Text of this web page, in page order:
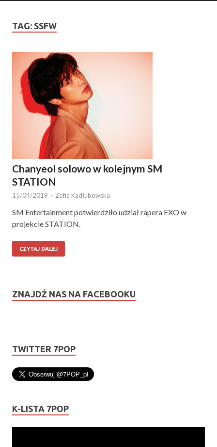
TAG: SSFW
Chanyeol solowo w kolejnym SM
STATION
15/04/2019 - Zofia Kadłubowska
SM Entertainment potwierdziło udział rapera EXO w
projekcie STATION.
CZYTAJ DALEJ
ZNAJDŹ NAS NA FACEBOOKU
TWITTER 7POP
K-LISTA 7POP